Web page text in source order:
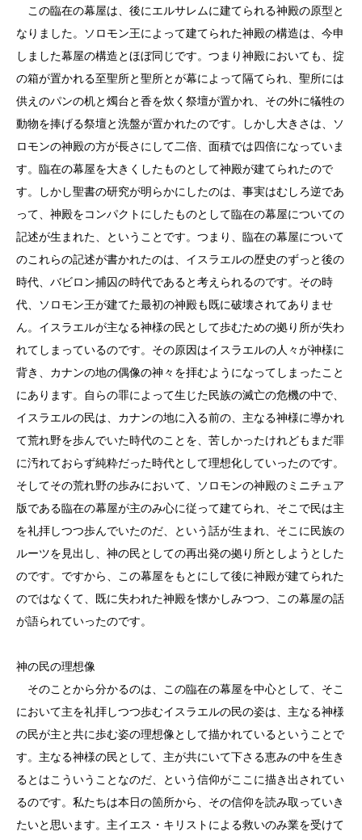
この臨在の幕屋は、後にエルサレムに建てられる神殿の原型と
なりました。ソロモン王によって建てられた神殿の構造は、今申
しました幕屋の構造とほぼ同じです。つまり神殿においても、掟
の箱が置かれる至聖所と聖所とが幕によって隔てられ、聖所には
供えのパンの机と燭台と香を炊く祭壇が置かれ、その外に犠牲の
動物を捧げる祭壇と洗盤が置かれたのです。しかし大きさは、ソ
ロモンの神殿の方が長さにして二倍、面積では四倍になっていま
す。臨在の幕屋を大きくしたものとして神殿が建てられたので
す。しかし聖書の研究が明らかにしたのは、事実はむしろ逆であ
って、神殿をコンパクトにしたものとして臨在の幕屋についての
記述が生まれた、ということです。つまり、臨在の幕屋について
のこれらの記述が書かれたのは、イスラエルの歴史のずっと後の
時代、バビロン捕囚の時代であると考えられるのです。その時
代、ソロモン王が建てた最初の神殿も既に破壊されてありませ
ん。イスラエルが主なる神様の民として歩むための拠り所が失わ
れてしまっているのです。その原因はイスラエルの人々が神様に
背き、カナンの地の偶像の神々を拝むようになってしまったこと
にあります。自らの罪によって生じた民族の滅亡の危機の中で、
イスラエルの民は、カナンの地に入る前の、主なる神様に導かれ
て荒れ野を歩んでいた時代のことを、苦しかったけれどもまだ罪
に汚れておらず純粋だった時代として理想化していったのです。
そしてその荒れ野の歩みにおいて、ソロモンの神殿のミニチュア
版である臨在の幕屋が主のみ心に従って建てられ、そこで民は主
を礼拝しつつ歩んでいたのだ、という話が生まれ、そこに民族の
ルーツを見出し、神の民としての再出発の拠り所としようとした
のです。ですから、この幕屋をもとにして後に神殿が建てられた
のではなくて、既に失われた神殿を懐かしみつつ、この幕屋の話
が語られていったのです。
神の民の理想像
そのことから分かるのは、この臨在の幕屋を中心として、そこ
において主を礼拝しつつ歩むイスラエルの民の姿は、主なる神様
の民が主と共に歩む姿の理想像として描かれているということで
す。主なる神様の民として、主が共にいて下さる恵みの中を生き
るとはこういうことなのだ、という信仰がここに描き出されてい
るのです。私たちは本日の箇所から、その信仰を読み取っていき
たいと思います。主イエス・キリストによる救いのみ業を受けて